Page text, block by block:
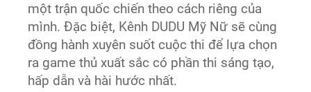
một trận quốc chiến theo cách riêng của
mình. Đặc biệt, Kênh DUDU Mỹ Nữ sẽ cùng
đồng hành xuyên suốt cuộc thi để lựa chọn
ra game thủ xuất sắc có phần thi sáng tạo,
hấp dẫn và hài hước nhất.